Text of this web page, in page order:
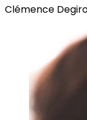
Clémence